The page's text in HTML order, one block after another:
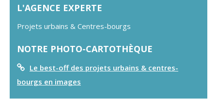
L'AGENCE EXPERTE
Projets urbains & Centres-bourgs
NOTRE PHOTO-CARTOTHÈQUE
Le best-off des projets urbains & centres-
bourgs en images